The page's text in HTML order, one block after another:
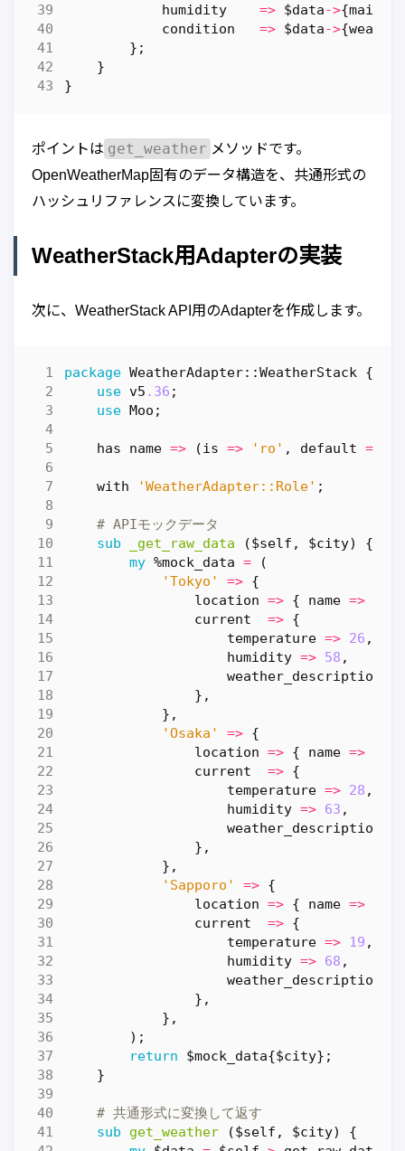
humidity
=> $data->{main
condition
=> $data->{
};
}
}
ポイントは get_weather メソッドです。
OpenWeatherMap固有のデータ構造を、共通形式の
ハッシュリファレンスに変換しています。
WeatherStack用Adapterの実装
次に、WeatherStack API用のAdapterを作成します。
package WeatherAdapter::WeatherStack
{
use v5 .36 ;
use Moo ;
has name => (is => 'ro' , default =>
with 'WeatherAdapter::Role' ;
# APIモックデータ
sub
_get_raw_data
($self, $city) {
my %mock_data =
(
'Tokyo'
=> {
location => { name =>
current
=> {
temperature => 26 ,
humidity => 58 ,
weather_descriptions
},
},
'Osaka'
=> {
location => { name =>
current
=> {
temperature => 28 ,
humidity => 63 ,
weather_descriptions
},
},
'Sapporo'
=> {
location => { name =>
current
=> {
temperature => 19 ,
humidity => 68 ,
weather_descriptions
},
},
);
return
$mock_data{$city};
}
# 共通形式に変換して返す
sub
get_weather
($self, $city) {